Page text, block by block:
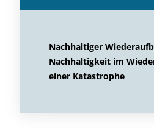
Nachhaltiger
Nachhaltigkeit im
einer Katastrophe